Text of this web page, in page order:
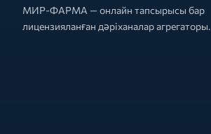
МИР-ФАРМА — онлайн тапсырысы бар
лицензияланған дәріханалар агрегаторы.